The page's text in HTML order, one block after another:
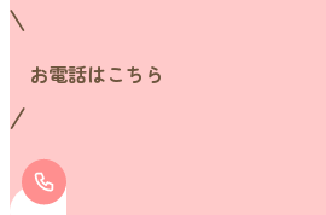
お電話はこちら